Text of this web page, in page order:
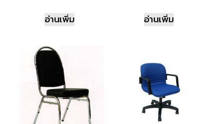
อ่านเพิ่ม อ่านเพิ่ม